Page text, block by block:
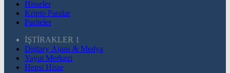
Hisseler
Kripto Paralar
Pariteler
İŞTİRAKLER 1
Dijitary Ajans & Medya
Yayın Merkezi
Hepsi Hisse